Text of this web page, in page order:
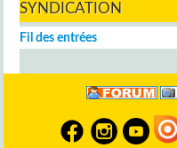
SYNDICATION
Fil des entrées